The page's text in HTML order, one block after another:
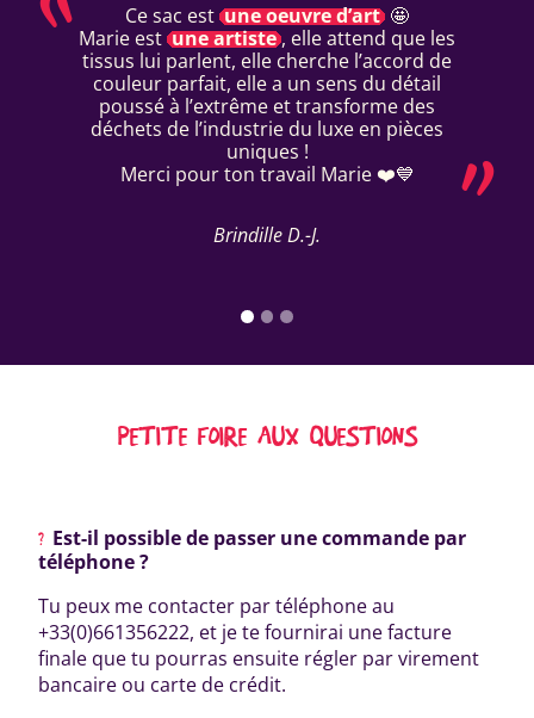
Ce sac est une oeuvre d’art 🤩
Marie est une artiste , elle attend que les
tissus lui parlent, elle cherche l’accord de
couleur parfait, elle a un sens du détail
poussé à l’extrême et transforme des
déchets de l’industrie du luxe en pièces
uniques !
Merci pour ton travail Marie ❤️💙
Brindille D.-J.
PETITE FOIRE AUX QUESTIONS
Est-il possible de passer une commande par
téléphone ?
Tu peux me contacter par téléphone au
+33(0)661356222, et je te fournirai une facture
finale que tu pourras ensuite régler par virement
bancaire ou carte de crédit.